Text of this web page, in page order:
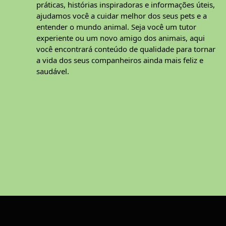
práticas, histórias inspiradoras e informações úteis,
ajudamos você a cuidar melhor dos seus pets e a
entender o mundo animal. Seja você um tutor
experiente ou um novo amigo dos animais, aqui
você encontrará conteúdo de qualidade para tornar
a vida dos seus companheiros ainda mais feliz e
saudável.